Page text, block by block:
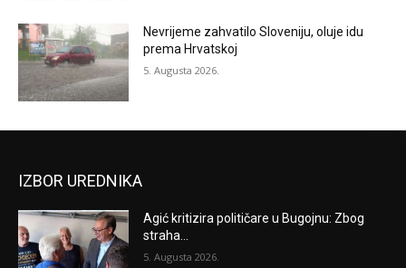
Nevrijeme zahvatilo Sloveniju, oluje idu
prema Hrvatskoj
5. Augusta 2026.
IZBOR UREDNIKA
Agić kritizira političare u Bugojnu: Zbog
straha...
5. Augusta 2026.